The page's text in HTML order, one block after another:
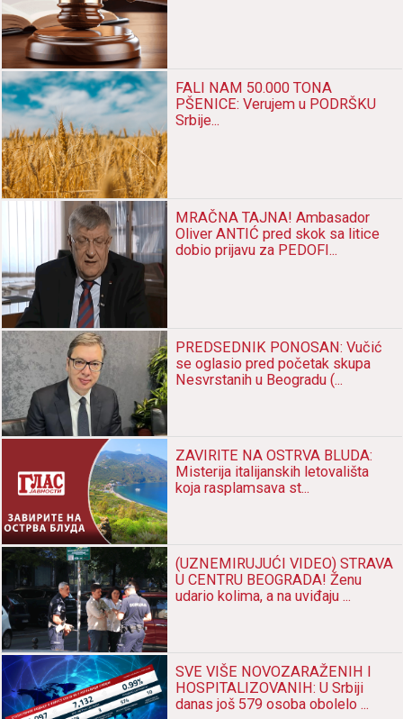
FALI NAM 50.000 TONA
PŠENICE: Verujem u PODRŠKU
Srbije...
MRAČNA TAJNA! Ambasador
Oliver ANTIĆ pred skok sa litice
dobio prijavu za PEDOFI...
PREDSEDNIK PONOSAN: Vučić
se oglasio pred početak skupa
Nesvrstanih u Beogradu (...
ZAVIRITE NA OSTRVA BLUDA:
Misterija italijanskih letovališta
koja rasplamsava st...
(UZNEMIRUJUĆI VIDEO) STRAVA
U CENTRU BEOGRADA! Ženu
udario kolima, a na uviđaju ...
SVE VIŠE NOVOZARAŽENIH I
HOSPITALIZOVANIH: U Srbiji
danas još 579 osoba obolelo ...